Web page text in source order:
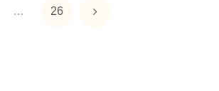
… 26 次